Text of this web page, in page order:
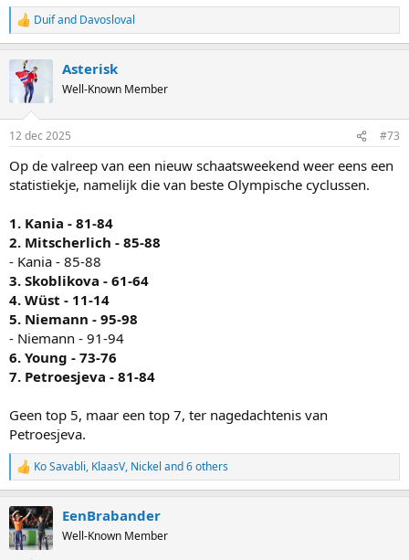
R
e
c
t
s
Duifand Davosloval
Asterisk
Well-Known Member
12 dec 2025 #73
Op de valreep van een nieuw schaatsweekend weer eens een
statistiekje, namelijk die van beste Olympische cyclussen.
1. Kania - 81-84
2. Mitscherlich - 85-88
- Kania - 85-88
3. Skoblikova - 61-64
4. Wüst - 11-14
5. Niemann - 95-98
- Niemann - 91-94
6. Young - 73-76
7. Petroesjeva - 81-84
Geen top 5, maar een top 7, ter nagedachtenis van
Petroesjeva.
R
e
c
t
i
Ko Savabli, KlaasV, Nickel and 6 others
EenBrabander
Well-Known Member